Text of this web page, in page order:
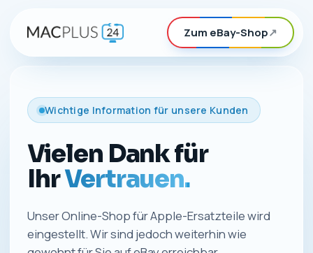
Zum eBay-Shop↗
Wichtige Information für unsere Kunden
Vielen Dank für
IhrVertrauen.
Unser Online-Shop für Apple-Ersatzteile wird
eingestellt. Wir sind jedoch weiterhin wie